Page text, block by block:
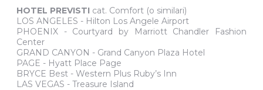
HOTEL PREVISTI cat. Comfort (o similari)
LOS ANGELES - Hilton Los Angele Airport
PHOENIX - Courtyard by Marriott Chandler Fashion
Center
GRAND CANYON - Grand Canyon Plaza Hotel
PAGE - Hyatt Place Page
BRYCE Best - Western Plus Ruby’s Inn
LAS VEGAS - Treasure Island